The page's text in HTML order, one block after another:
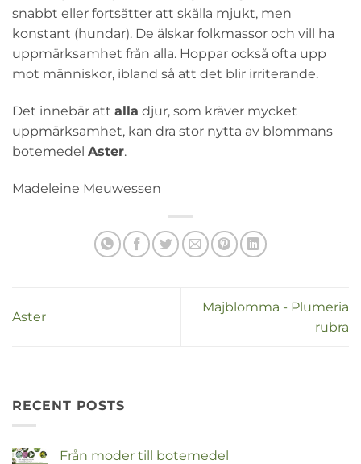
snabbt eller fortsätter att skälla mjukt, men
konstant (hundar). De älskar folkmassor och vill ha
uppmärksamhet från alla. Hoppar också ofta upp
mot människor, ibland så att det blir irriterande.
Det innebär att alla djur, som kräver mycket
uppmärksamhet, kan dra stor nytta av blommans
botemedel Aster.
Madeleine Meuwessen
Aster
Majblomma - Plumeria
rubra
RECENT POSTS
Från moder till botemedel